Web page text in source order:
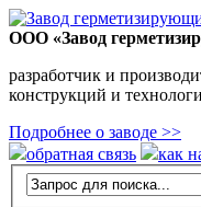
ООО «Завод
разработчик и
конструкций и
Подробнее о заводе >>
обратная связь
как